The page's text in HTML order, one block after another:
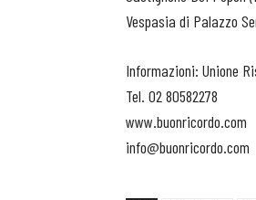
Vespasia di Palazzo
Informazioni: Unione
Tel. 02 80582278
www.buonricordo.com
info@buonricordo.com